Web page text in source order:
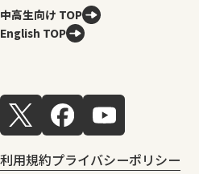
中高生向け TOP
English TOP
利用規約プライバシーポリシー